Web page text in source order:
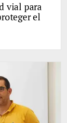
vial para
el